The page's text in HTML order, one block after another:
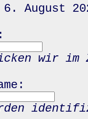
August
wir